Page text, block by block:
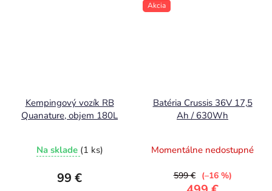
Kempingový vozík RB
Quanature, objem 180L
Na sklade (1 ks)
99 €
Akcia
Batéria Crussis 36V 17,5
Ah / 630Wh
Momentálne nedostupné
599 € (–16 %)